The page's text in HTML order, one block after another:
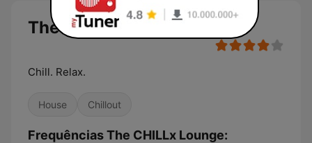
The CHILLx Lounge
Chill. Relax.
House Chillout
Frequências The CHILLx Lounge: